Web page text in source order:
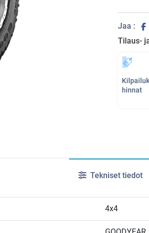
Jaa :
Tilaus-
hinnat
Tekniset tiedot
4x4